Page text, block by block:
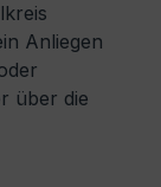
Anliegen
über die